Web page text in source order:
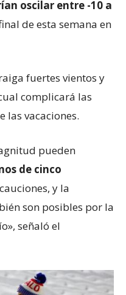
oscilar entre -10 a
de esta semana en
fuertes vientos y
complicará las
las vacaciones.
pueden
de cinco
y la
son posibles por la
señaló el